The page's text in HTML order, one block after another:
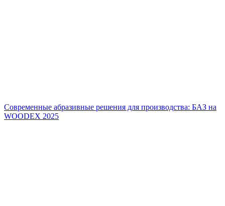
Современные абразивные решения для производства: БАЗ на
WOODEX 2025